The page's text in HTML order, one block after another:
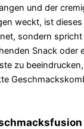
und der
weckt, ist
sondern
Snack oder
zu